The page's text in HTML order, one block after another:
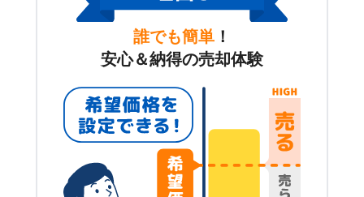
誰でも簡単 ！
安心＆納得の売却体験